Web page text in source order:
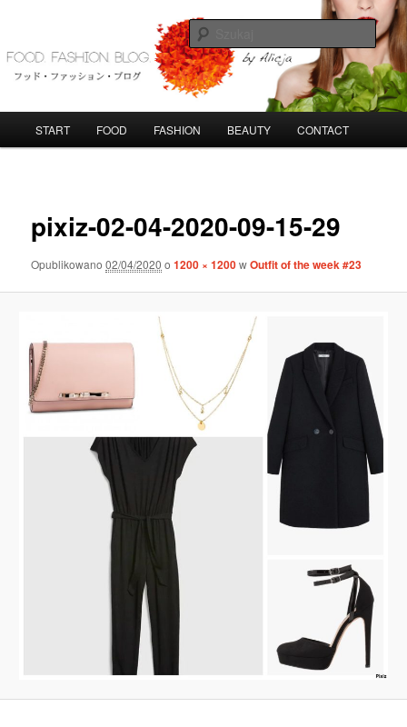
tekstu
FoodFashionBlog
u
START FOOD FASHION BEAUTY CONTACT
c
o
z
k
a
c
pixiz-02-04-2020-09-15-29
Opublikowano02/04/2020 o1200 × 1200wOutfit of the week #23